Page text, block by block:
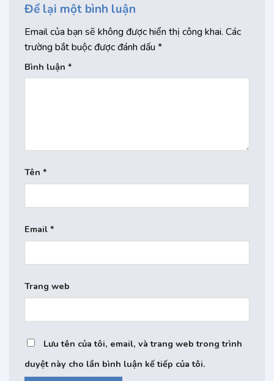
Để lại một bình luận
Email của bạn sẽ không được hiển thị công khai. Các
trường bắt buộc được đánh dấu *
Bình luận *
Tên *
Email *
Trang web
Lưu tên của tôi, email, và trang web trong trình
duyệt này cho lần bình luận kế tiếp của tôi.